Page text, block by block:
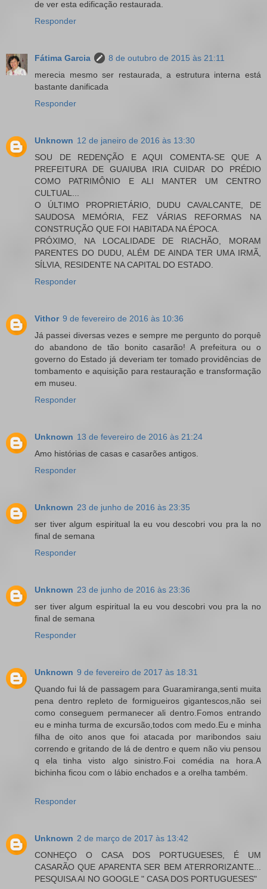
de ver esta edificação restaurada.
Responder
Fátima Garcia
8 de outubro de 2015 às 21:11
merecia mesmo ser restaurada, a estrutura interna está
bastante danificada
Responder
Unknown 12 de janeiro de 2016 às 13:30
SOU DE REDENÇÃO E AQUI COMENTA-SE QUE A
PREFEITURA DE GUAIUBA IRIA CUIDAR DO PRÉDIO
COMO PATRIMÔNIO E ALI MANTER UM CENTRO
CULTUAL...
O ÚLTIMO PROPRIETÁRIO, DUDU CAVALCANTE, DE
SAUDOSA MEMÓRIA, FEZ VÁRIAS REFORMAS NA
CONSTRUÇÃO QUE FOI HABITADA NA ÉPOCA.
PRÓXIMO, NA LOCALIDADE DE RIACHÃO, MORAM
PARENTES DO DUDU, ALÉM DE AINDA TER UMA IRMÃ,
SÍLVIA, RESIDENTE NA CAPITAL DO ESTADO.
Responder
Vithor 9 de fevereiro de 2016 às 10:36
Já passei diversas vezes e sempre me pergunto do porquê
do abandono de tão bonito casarão! A prefeitura ou o
governo do Estado já deveriam ter tomado providências de
tombamento e aquisição para restauração e transformação
em museu.
Responder
Unknown 13 de fevereiro de 2016 às 21:24
Amo histórias de casas e casarões antigos.
Responder
Unknown 23 de junho de 2016 às 23:35
ser tiver algum espiritual la eu vou descobri vou pra la no
final de semana
Responder
Unknown 23 de junho de 2016 às 23:36
ser tiver algum espiritual la eu vou descobri vou pra la no
final de semana
Responder
Unknown 9 de fevereiro de 2017 às 18:31
Quando fui lá de passagem para Guaramiranga,senti muita
pena dentro repleto de formigueiros gigantescos,não sei
como conseguem permanecer ali dentro.Fomos entrando
eu e minha turma de excursão,todos com medo.Eu e minha
filha de oito anos que foi atacada por maribondos saiu
correndo e gritando de lá de dentro e quem não viu pensou
q ela tinha visto algo sinistro.Foi comédia na hora.A
bichinha ficou com o lábio enchados e a orelha também.
Responder
Unknown 2 de março de 2017 às 13:42
CONHEÇO O CASA DOS PORTUGUESES, É UM
CASARÃO QUE APARENTA SER BEM ATERRORIZANTE...
PESQUISA AI NO GOOGLE " CASA DOS PORTUGUESES"